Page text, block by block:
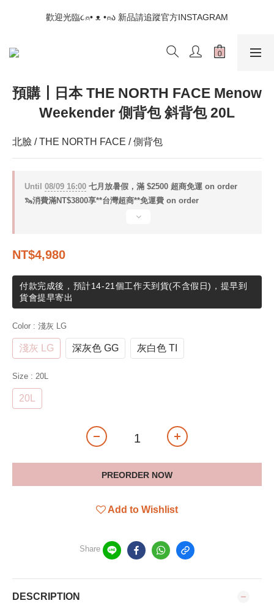
📣如果遇到結帳沒有反應，請另開瀏覽器 (不要直接從ig連結網站
下單)
歡迎光臨૮⍝• ᴥ •⍝ა 新品請追蹤官方INSTAGRAM
📣如果遇到結帳沒有反應，請另開瀏覽器 (不要直接從ig連結網站
預購┃日本 THE NORTH FACE Menow
Weekender 側背包 斜背包 20L
北臉 / THE NORTH FACE / 側背包
Until 08/09 16:00 七月放暑假，滿 $2500 超商免運 on order
🦦消費滿NT$3800享**台灣超商**免運費 on order
NT$4,980
付款完成後，預計14-21個工作天到貨(不含假日)，提早到
貨會提早寄出
Color : 淺灰 LG
淺灰 LG 深灰色 GG 灰白色 TI
Size : 20L
20L
PREORDER NOW
Add to Wishlist
Share
DESCRIPTION